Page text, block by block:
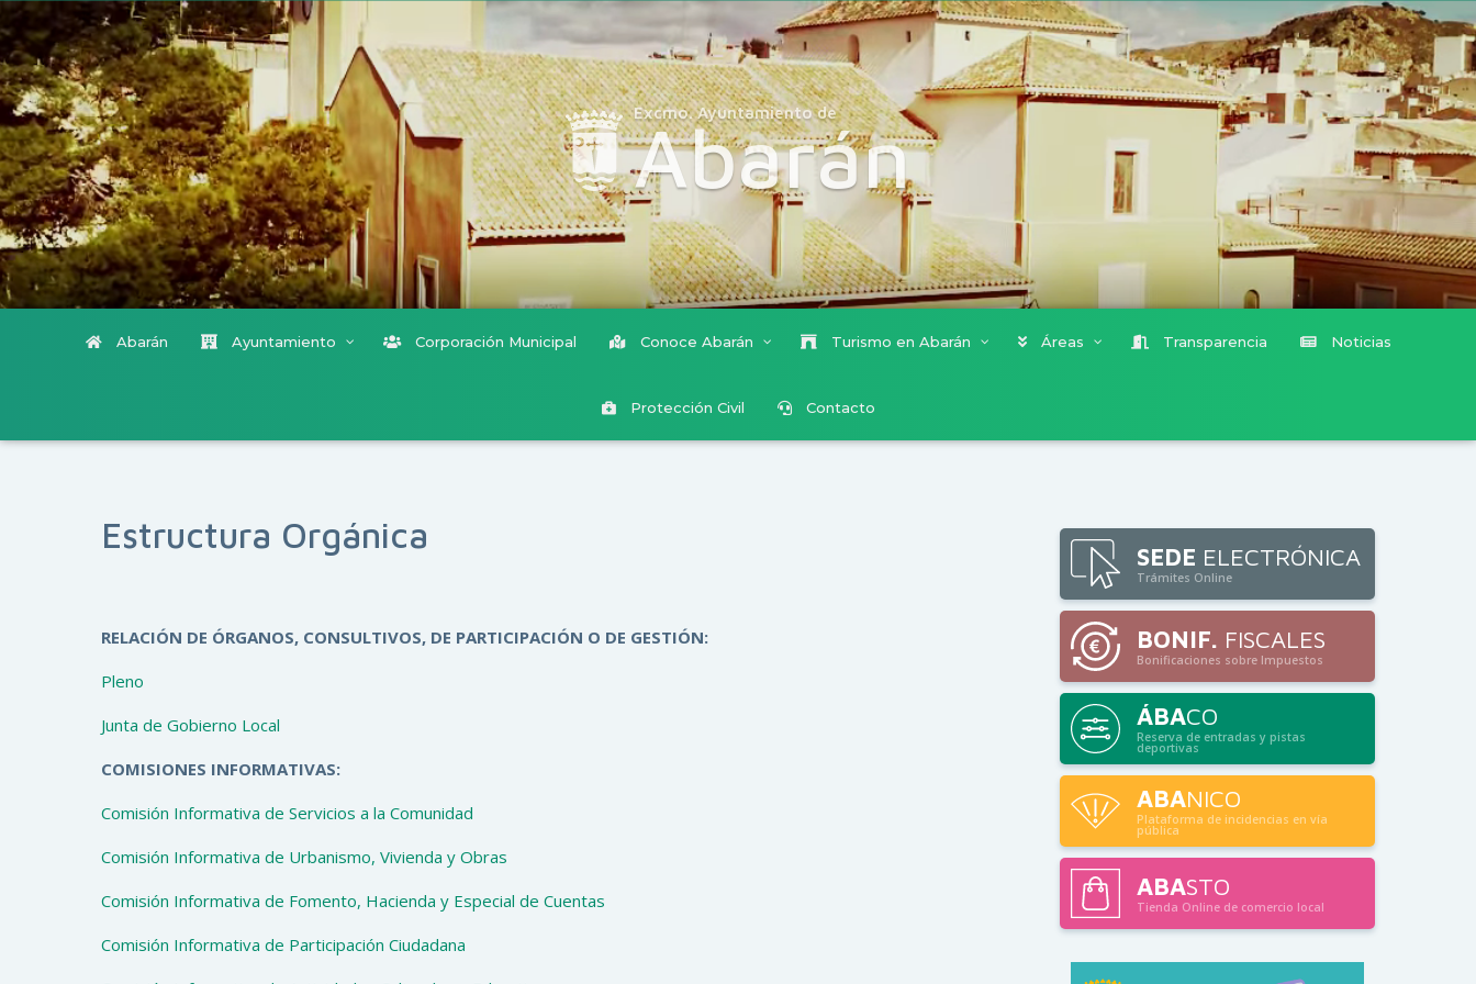
Excmo. Ayuntamiento de
Abarán
Abarán Ayuntamiento Corporación Municipal Conoce Abarán Turismo en Abarán Áreas Transparencia Noticias
Protección Civil Contacto
Estructura Orgánica
RELACIÓN DE ÓRGANOS, CONSULTIVOS, DE PARTICIPACIÓN O DE GESTIÓN:
Pleno
Junta de Gobierno Local
COMISIONES INFORMATIVAS:
Comisión Informativa de Servicios a la Comunidad
Comisión Informativa de Urbanismo, Vivienda y Obras
Comisión Informativa de Fomento, Hacienda y Especial de Cuentas
Comisión Informativa de Participación Ciudadana
SEDE ELECTRÓNICA
Trámites Online
BONIF. FISCALES
Bonificaciones sobre Impuestos
ÁBACO
Reserva de entradas y pistas
deportivas
ABANICO
Plataforma de incidencias en vía
pública
ABASTO
Tienda Online de comercio local